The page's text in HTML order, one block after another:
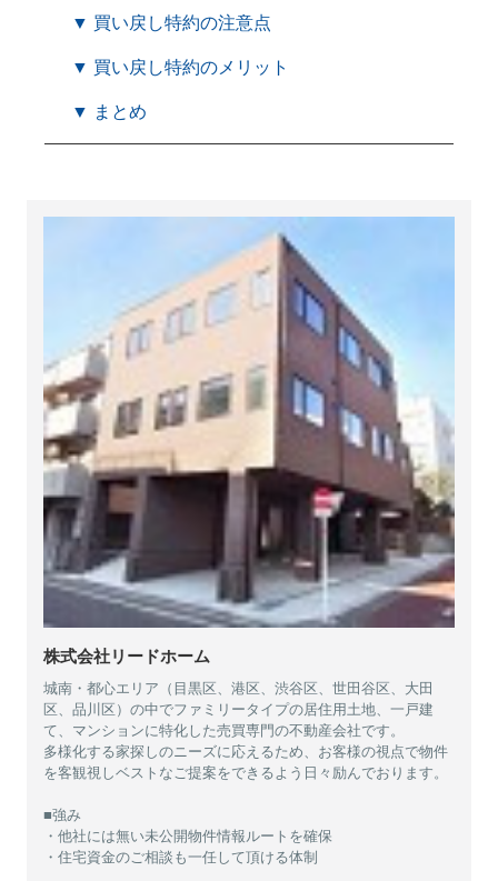
▼ 買い戻し特約の注意点
▼ 買い戻し特約のメリット
▼ まとめ
株式会社リードホーム
城南・都心エリア（目黒区、港区、渋谷区、世田谷区、大田
区、品川区）の中でファミリータイプの居住用土地、一戸建
て、マンションに特化した売買専門の不動産会社です。
多様化する家探しのニーズに応えるため、お客様の視点で物件
を客観視しベストなご提案をできるよう日々励んでおります。
■強み
・他社には無い未公開物件情報ルートを確保
・住宅資金のご相談も一任して頂ける体制